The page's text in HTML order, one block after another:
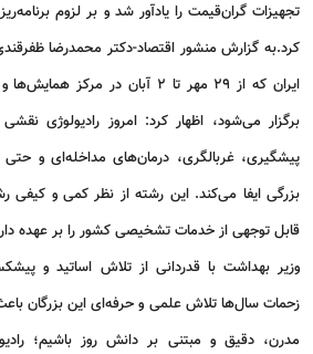
تجهیزات گران‌قیمت را یادآور شد و بر لزوم
کرد.به گزارش منشور اقتصاد-دکتر محمدرضا
ایران که از 29 مهر تا 2 آبان در
برگزار می‌شود، اظهار کرد: امروز رادیولوژی
پیشگیری، غربالگری، درمان‌های مداخله‌ای و
بزرگی ایفا می‌کند. این رشته از نظر کمی و
قابل توجهی از خدمات تشخیصی کشور را بر عهده
وزیر بهداشت با قدردانی از تلاش اساتید و
زحمات سال‌ها تلاش علمی و حرفه‌ای این بزرگان
مدرن، دقیق و مبتنی بر دانش روز باشیم؛